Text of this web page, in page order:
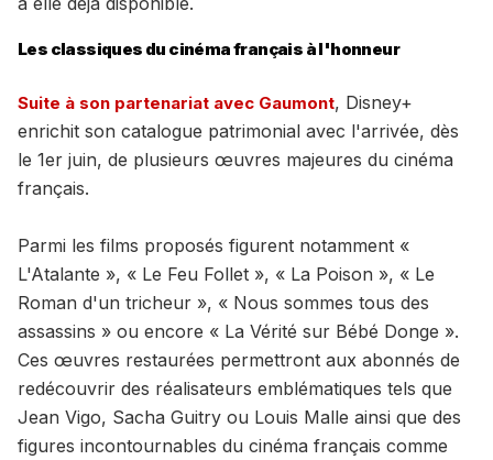
Les classiques du cinéma français à l'honneur
Suite à son partenariat avec Gaumont, Disney+
enrichit son catalogue patrimonial avec l'arrivée, dès
le 1er juin, de plusieurs œuvres majeures du cinéma
français.
Parmi les films proposés figurent notamment «
L'Atalante », « Le Feu Follet », « La Poison », « Le
Roman d'un tricheur », « Nous sommes tous des
assassins » ou encore « La Vérité sur Bébé Donge ».
Ces œuvres restaurées permettront aux abonnés de
redécouvrir des réalisateurs emblématiques tels que
Jean Vigo, Sacha Guitry ou Louis Malle ainsi que des
figures incontournables du cinéma français comme